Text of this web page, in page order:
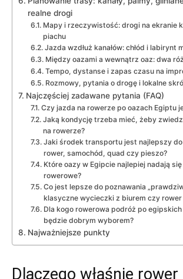
realne drogi
Mapy i rzeczywistość: drogi na ekranie
piachu
Jazda wzdłuż kanałów: chłód i labirynt
Między oazami a wewnątrz oaz: dwa
Tempo, dystanse i zapas czasu na
Rozmowy, pytania o drogę i lokalne
Najczęściej zadawane pytania (FAQ)
Czy jazda na rowerze po oazach Egiptu
Jaką kondycję trzeba mieć, żeby
na rowerze?
Jaki środek transportu jest najlepszy
rower, samochód, quad czy pieszo?
Które oazy w Egipcie najlepiej nadają
rowerowe?
Co jest lepsze do poznawania
klasyczne wycieczki z biurem czy rower
Dla kogo rowerowa podróż po egipskich
będzie dobrym wyborem?
Najważniejsze punkty
Dlaczego właśnie rower